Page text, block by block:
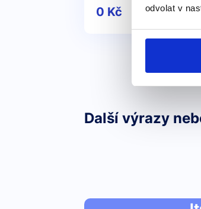
odvolat v
0 Kč
Další výrazy